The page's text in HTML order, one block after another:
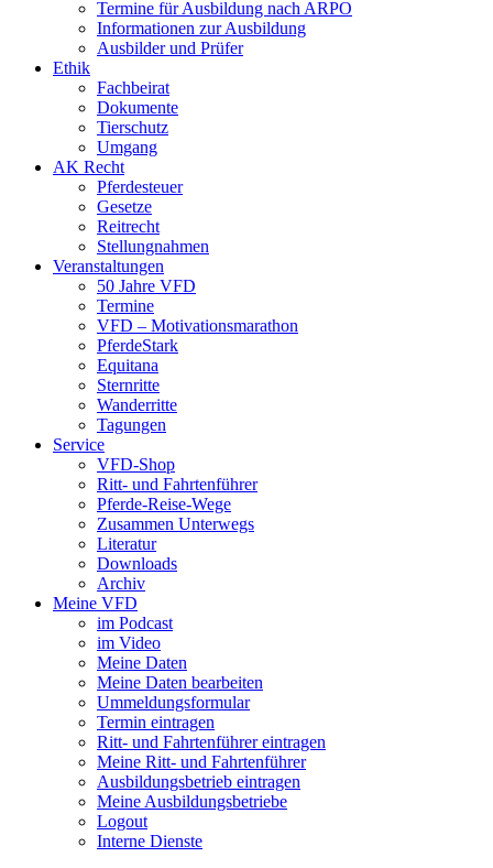
Termine für Ausbildung nach ARPO
Informationen zur Ausbildung
Ausbilder und Prüfer
Ethik
Fachbeirat
Dokumente
Tierschutz
Umgang
AK Recht
Pferdesteuer
Gesetze
Reitrecht
Stellungnahmen
Veranstaltungen
50 Jahre VFD
Termine
VFD – Motivationsmarathon
PferdeStark
Equitana
Sternritte
Wanderritte
Tagungen
Service
VFD-Shop
Ritt- und Fahrtenführer
Pferde-Reise-Wege
Zusammen Unterwegs
Literatur
Downloads
Archiv
Meine VFD
im Podcast
im Video
Meine Daten
Meine Daten bearbeiten
Ummeldungsformular
Termin eintragen
Ritt- und Fahrtenführer eintragen
Meine Ritt- und Fahrtenführer
Ausbildungsbetrieb eintragen
Meine Ausbildungsbetriebe
Logout
Interne Dienste